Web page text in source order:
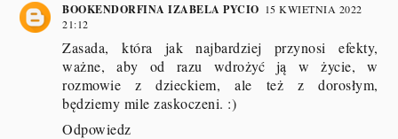
BOOKENDORFINA IZABELA PYCIO 15 KWIETNIA 2022
21:12
Zasada, która jak najbardziej przynosi efekty,
ważne, aby od razu wdrożyć ją w życie, w
rozmowie z dzieckiem, ale też z dorosłym,
będziemy mile zaskoczeni. :)
Odpowiedz